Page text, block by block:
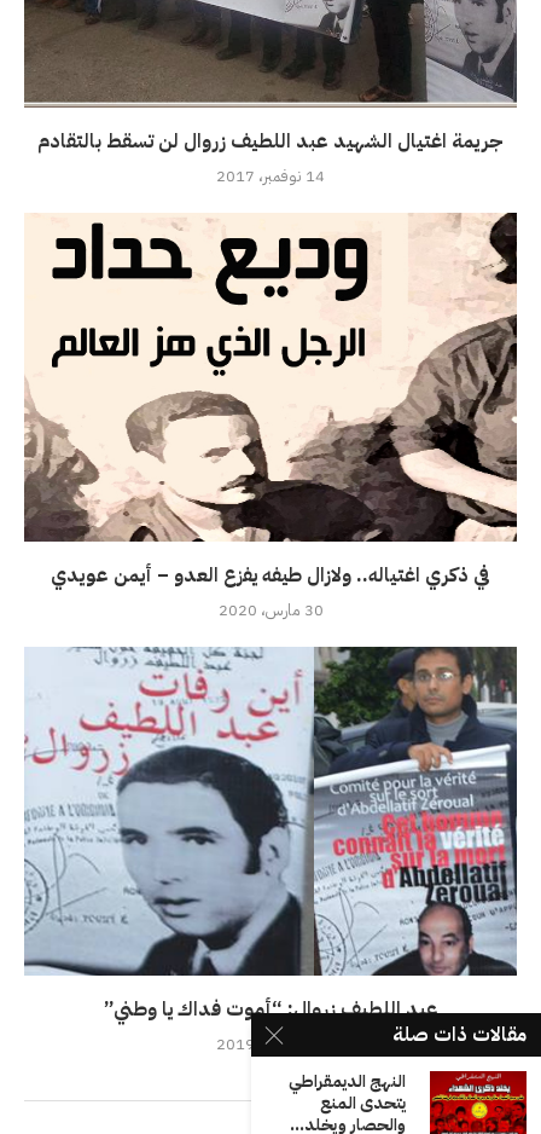
جريمة اغتيال الشهيد عبد اللطيف زروال لن تسقط بالتقادم
14 نوفمبر، 2017
في ذكري اغتياله.. ولازال طيفه يفزع العدو – أيمن عويدي
30 مارس، 2020
عبد اللطيف زروال: “أموت فداك يا وطني”
مقالات ذات صلة
النهج الديمقراطي
يتحدى المنع
والحصار ويخلد...